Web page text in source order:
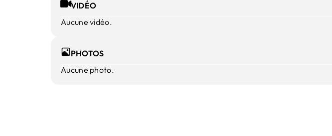
VIDÉO
Aucune vidéo.
PHOTOS
Aucune photo.